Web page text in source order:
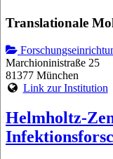
Translationale
Marchioninistraße 25
81377 München
Link zur Institution
Helmholtz-